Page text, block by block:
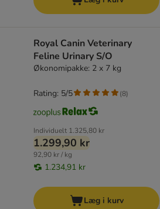
Royal Canin Veterinary
Feline Urinary S/O
Økonomipakke: 2 x 7 kg
Individuelt 1.325,80 kr
1.299,90 kr
92,90 kr / kg
1.234,91 kr
Rating: 5/5 (8)
Læg i kurv